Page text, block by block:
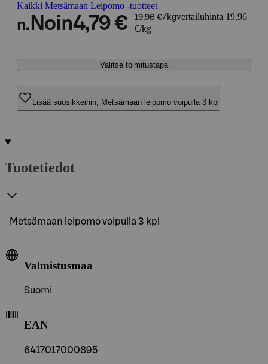
Kaikki Metsämaan Leipomo -tuotteet
n. Noin4,79 € 19,96 €/kgvertailuhinta 19,96
€/kg
Valitse toimitustapa
Lisää suosikkeihin, Metsämaan leipomo voipulla 3 kpl
Tuotetiedot
Metsämaan leipomo voipulla 3 kpl
Valmistusmaa
Suomi
EAN
6417017000895